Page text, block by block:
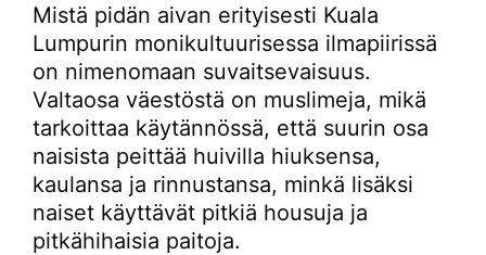
Mistä pidän aivan erityisesti Kuala
Lumpurin monikultuurisessa ilmapiirissä
on nimenomaan suvaitsevaisuus.
Valtaosa väestöstä on muslimeja, mikä
tarkoittaa käytännössä, että suurin osa
naisista peittää huivilla hiuksensa,
kaulansa ja rinnustansa, minkä lisäksi
naiset käyttävät pitkiä housuja ja
pitkähihaisia paitoja.